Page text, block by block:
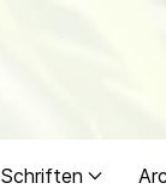
Schriften